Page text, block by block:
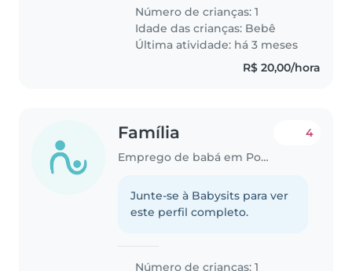
muito amigável. Preferimos que
a babá venha até nossa casa. Se
você tem experiência com
bebês..
Número de crianças: 1
Idade das crianças: Bebê
Última atividade: há 3 meses
R$ 20,00/hora
Família
Emprego de babá em Poços de Caldas
4
Junte-se à Babysits para ver
este perfil completo.
Número de crianças: 1